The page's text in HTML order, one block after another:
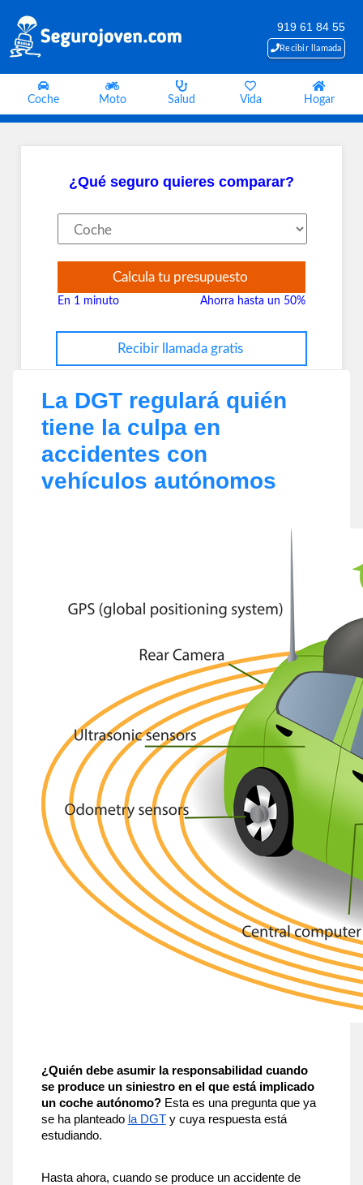
919 61 84 55
Recibir llamada
Coche Moto Salud Vida Hogar
¿Qué seguro quieres comparar?
Calcula tu presupuesto
En 1 minuto Ahorra hasta un 50%
Recibir llamada gratis
La DGT regulará quién
tiene la culpa en
accidentes con
vehículos autónomos
¿Quién debe asumir la responsabilidad cuando
se produce un siniestro en el que está implicado
un coche autónomo? Esta es una pregunta que ya
se ha planteado la DGT y cuya respuesta está
estudiando.
Hasta ahora, cuando se produce un accidente de